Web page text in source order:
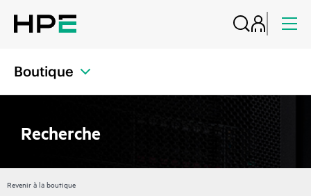
Boutique
Recherche
Revenir à la boutique